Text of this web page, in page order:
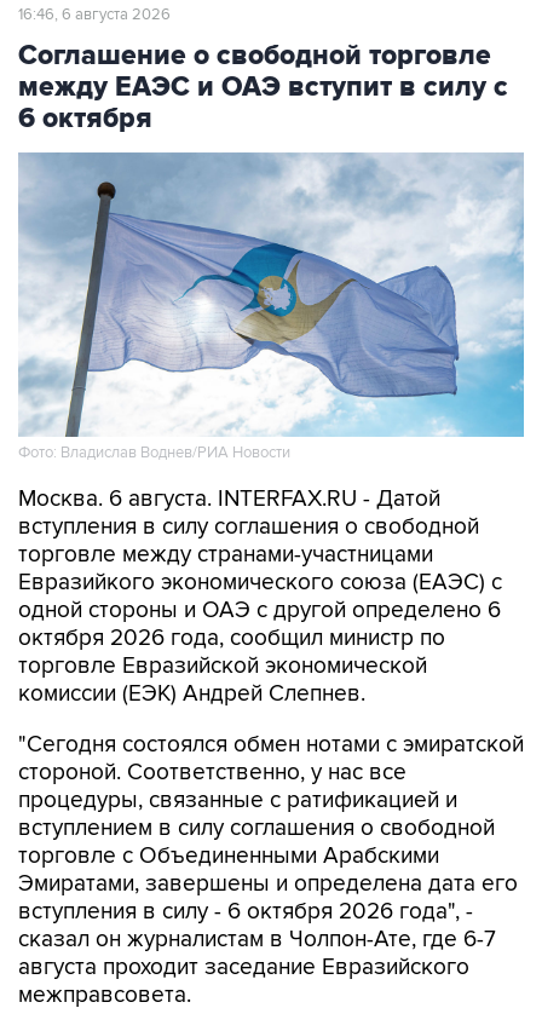
16:46, 6 августа 2026
Соглашение о свободной торговле
между ЕАЭС и ОАЭ вступит в силу с
6 октября
Фото: Владислав Воднев/РИА Новости
Москва. 6 августа. INTERFAX.RU - Датой
вступления в силу соглашения о свободной
торговле между странами-участницами
Евразийкого экономического союза (ЕАЭС) с
одной стороны и ОАЭ с другой определено 6
октября 2026 года, сообщил министр по
торговле Евразийской экономической
комиссии (ЕЭК) Андрей Слепнев.
"Сегодня состоялся обмен нотами с эмиратской
стороной. Соответственно, у нас все
процедуры, связанные с ратификацией и
вступлением в силу соглашения о свободной
торговле с Объединенными Арабскими
Эмиратами, завершены и определена дата его
вступления в силу - 6 октября 2026 года", -
сказал он журналистам в Чолпон-Ате, где 6-7
августа проходит заседание Евразийского
межправсовета.